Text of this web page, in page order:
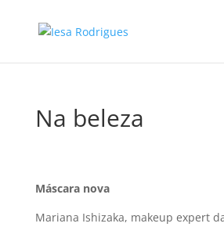
Na beleza
Máscara nova
Mariana Ishizaka, makeup expert